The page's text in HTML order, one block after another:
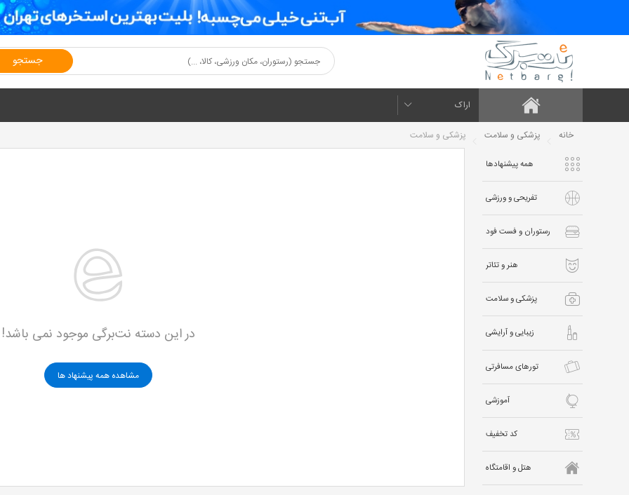
جستجو
اراک
خانه پزشکی و سلامت پزشکی و سلامت
همه پیشنهادها
تفریحی و ورزشی
رستوران و فست فود
هنر و تئاتر
پزشکی و سلامت
زیبایی و آرایشی
تورهای مسافرتی
آموزشی
کد تخفیف
هتل و اقامتگاه
در این دسته نت‌برگی موجود نمی باشد!
مشاهده همه پیشنهاد ها